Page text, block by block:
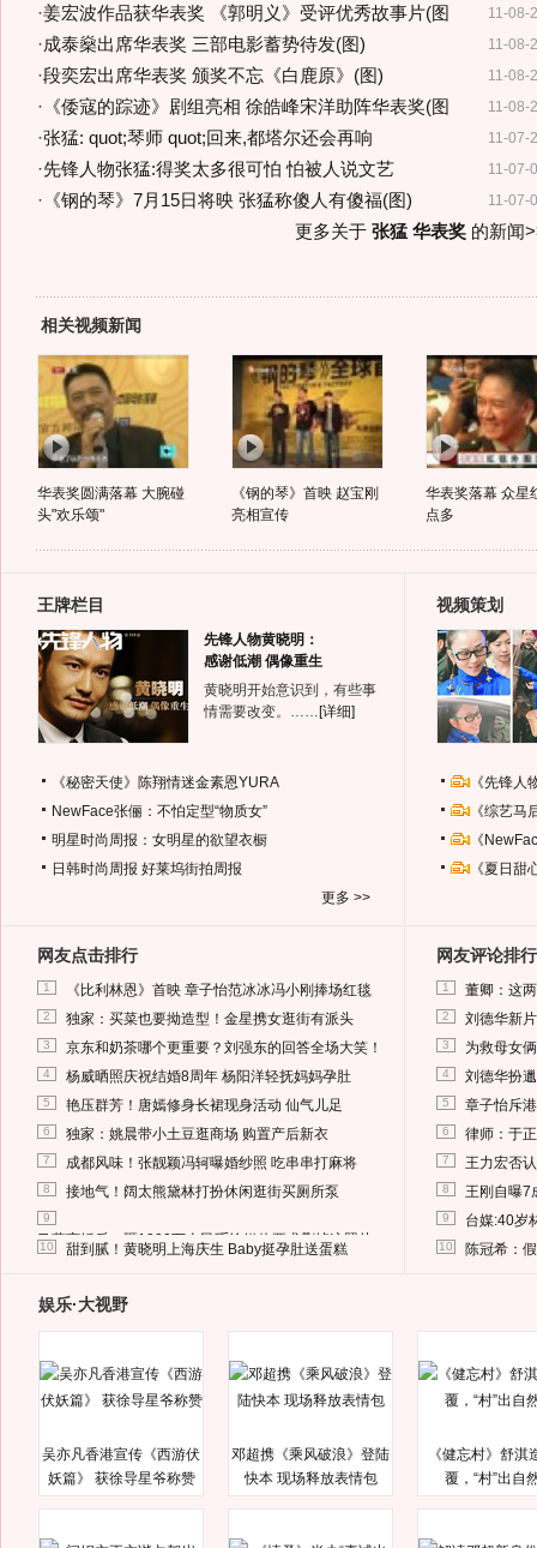
11-08-
·姜宏波作品获华表奖 《郭明义》受评优秀故事片(图
11-08-
·成泰燊出席华表奖 三部电影蓄势待发(图)
11-08-
·段奕宏出席华表奖 颁奖不忘《白鹿原》(图)
11-08-
· 《倭寇的踪迹》剧组亮相 徐皓峰宋洋助阵华表奖(图
11-07-
·张猛: quot;琴师 quot;回来,都塔尔还会再响
11-07-
·先锋人物张猛:得奖太多很可怕 怕被人说文艺
11-07-
· 《钢的琴》7月15日将映 张猛称傻人有傻福(图)
更多关于 张猛 华表奖的新闻
相关视频新闻
华表奖圆满落幕 大腕碰
头"欢乐颂"
《钢的琴》首映 赵宝刚
亮相宣传
华表奖落幕 众星
点多
王牌栏目
先锋人物黄晓明：
感谢低潮 偶像重生
黄晓明开始意识到，有些事
情需要改变。…… [详细]
《秘密天使》陈翔情迷金素恩YURA
NewFace张俪：不怕定型“物质女”
明星时尚周报：女明星的欲望衣橱
日韩时尚周报 好莱坞街拍周报
更多 >>
视频策划
《先锋
《综艺
《
《夏日
网友点击排行
1 《比利林恩》首映 章子怡范冰冰冯小刚捧场红毯
2 独家：买菜也要拗造型！金星携女逛街有派头
3 京东和奶茶哪个更重要？刘强东的回答全场大笑！
4 杨威晒照庆祝结婚8周年 杨阳洋轻抚妈妈孕肚
5 艳压群芳！唐嫣修身长裙现身活动 仙气儿足
6 独家：姚晨带小土豆逛商场 购置产后新衣
7 成都风味！张靓颖冯轲曝婚纱照 吃串串打麻将
8 接地气！阔太熊黛林打扮休闲逛街买厕所泵
9
马蓉离婚后，砸1000万人民币给媒体要求删掉这照片
10 甜到腻！黄晓明上海庆生 Baby挺孕肚送蛋糕
网友评论排行
1 董卿：这
2 刘德华新
3 为救母女
4 刘德华扮
5 章子怡斥
6 律师：于
7 王力宏否
8 王刚自曝7
9 台媒:40岁
10 陈冠希：
娱乐·大视野
吴亦凡香港宣传《西游伏
妖篇》 获徐导星爷称赞
邓超携《乘风破浪》登陆
快本 现场释放表情包
《健忘村》舒淇
覆，“村”出自